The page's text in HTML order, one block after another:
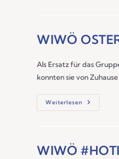
WIWÖ
Als Ersatz für das
konnten sie von
Weiterlesen
WIWÖ